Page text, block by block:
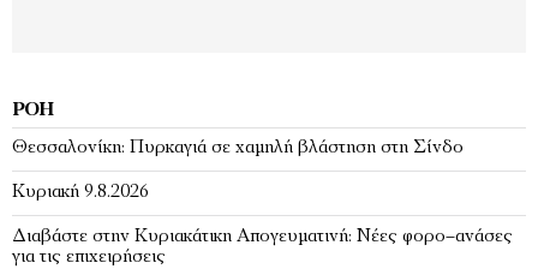
ΡΟΉ
Θεσσαλονίκη: Πυρκαγιά σε χαμηλή βλάστηση στη Σίνδο
Κυριακή 9.8.2026
Διαβάστε στην Κυριακάτικη Απογευματινή: Νέες φορο–ανάσες
για τις επιχειρήσεις